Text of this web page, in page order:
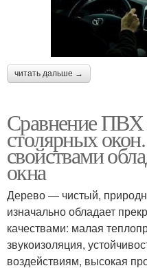
читать дальше →
Сравнение
столярных
свойствами
окна
Дерево — чистый,
изначально обладает
качествами: малая
звукоизоляция,
воздействиям, высокая